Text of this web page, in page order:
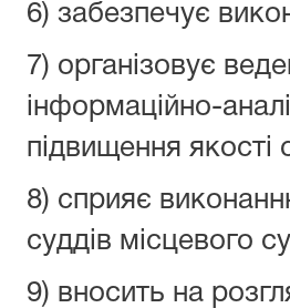
6) забезпечує
7) організовує
інформаційно-
підвищення якості
8) сприяє
суддів місцевого
9) вносить на